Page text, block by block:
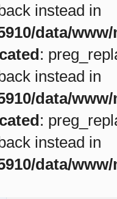
instead in
data/
:
instead in
data/
:
instead in
data/